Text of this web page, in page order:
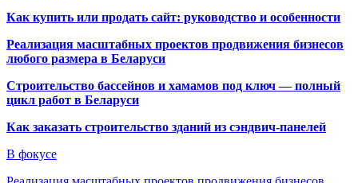
Как купить или продать сайт: руководство и особенности
Реализация масштабных проектов продвижения бизнесов
любого размера в Беларуси
Строительство бассейнов и хамамов под ключ — полный
цикл работ в Беларуси
Как заказать строительство зданий из сэндвич-панелей
В фокусе